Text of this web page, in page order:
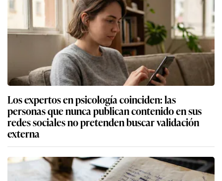
Los expertos en psicología coinciden: las
personas que nunca publican contenido en sus
redes sociales no pretenden buscar validación
externa